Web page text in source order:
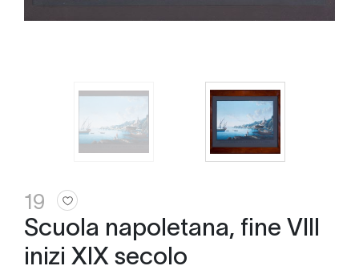
19
Scuola napoletana, fine VIII
inizi XIX secolo